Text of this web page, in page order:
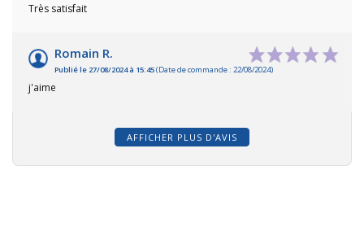
Très satisfait
Romain R.
Publié le 27/08/2024 à 15:45(Date de commande : 22/08/2024)
j'aime
AFFICHER PLUS D'AVIS